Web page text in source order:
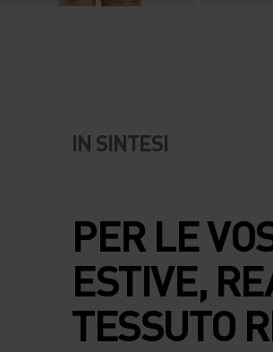
IN SINTESI
PER LE
ESTIVE,
TESSUTO